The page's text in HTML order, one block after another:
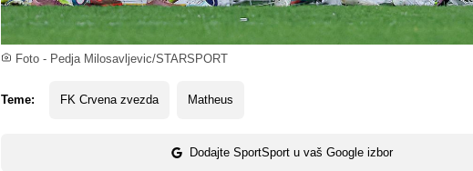
Foto - Pedja Milosavljevic/STARSPORT
Teme: FK Crvena zvezda Matheus
Dodajte SportSport u vaš Google izbor